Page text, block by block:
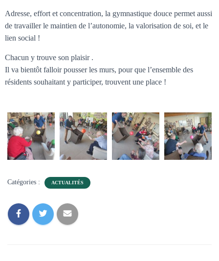
Adresse, effort et concentration, la gymnastique douce permet aussi
de travailler le maintien de l’autonomie, la valorisation de soi, et le
lien social !
Chacun y trouve son plaisir .
Il va bientôt falloir pousser les murs, pour que l’ensemble des
résidents souhaitant y participer, trouvent une place !
Catégories : ACTUALITÉS